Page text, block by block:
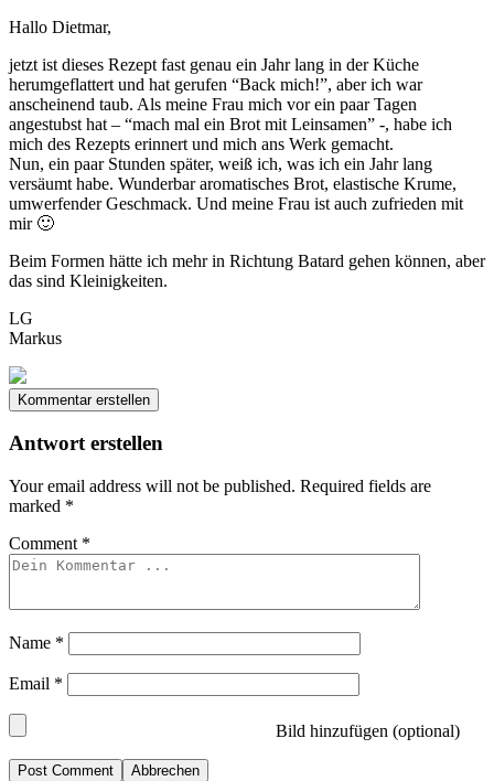
Hallo Dietmar,
jetzt ist dieses Rezept fast genau ein Jahr lang in der Küche
herumgeflattert und hat gerufen “Back mich!”, aber ich war
anscheinend taub. Als meine Frau mich vor ein paar Tagen
angestubst hat – “mach mal ein Brot mit Leinsamen” -, habe ich
mich des Rezepts erinnert und mich ans Werk gemacht.
Nun, ein paar Stunden später, weiß ich, was ich ein Jahr lang
versäumt habe. Wunderbar aromatisches Brot, elastische Krume,
umwerfender Geschmack. Und meine Frau ist auch zufrieden mit
mir 🙂
Beim Formen hätte ich mehr in Richtung Batard gehen können, aber
das sind Kleinigkeiten.
LG
Markus
Kommentar erstellen
Antwort erstellen
Your email address will not be published. Required fields are
marked *
Comment *
Name *
Email *
Bild hinzufügen (optional)
Abbrechen